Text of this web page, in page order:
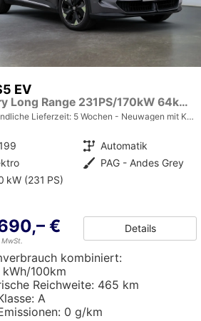
EV
Luxury Long Range 231PS/170kW 64kWh 2025 | +7-Jahre/150.000km Werksgarantie
Lieferzeit: 5 Wochen Neuwagen mit Kurzzeitzulassung
Getriebe Automatik
Außenfarbe PAG - Andes Grey
kW (231 PS)
€ Details
kombiniert:
kWh/100km
Reichweite: 465 km
A
0 g/km